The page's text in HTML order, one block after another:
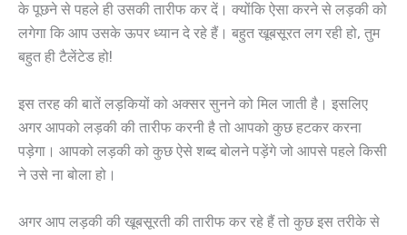
के पूछने से पहले ही उसकी तारीफ कर दें। क्योंकि ऐसा करने से लड़की को
लगेगा कि आप उसके ऊपर ध्यान दे रहे हैं। बहुत खूबसूरत लग रही हो, तुम
बहुत ही टैलेंटेड हो!
इस तरह की बातें लड़कियों को अक्सर सुनने को मिल जाती है। इसलिए
अगर आपको लड़की की तारीफ करनी है तो आपको कुछ हटकर करना
पड़ेगा। आपको लड़की को कुछ ऐसे शब्द बोलने पड़ेंगे जो आपसे पहले किसी
ने उसे ना बोला हो।
अगर आप लड़की की खूबसूरती की तारीफ कर रहे हैं तो कुछ इस तरीके से